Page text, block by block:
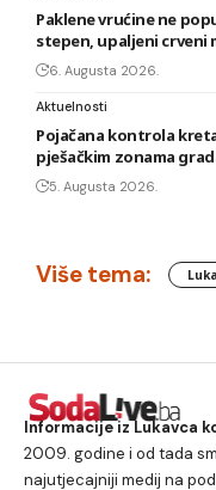
Paklene vrućine ne
stepen, upaljeni crveni
6. Augusta 2026.
Aktuelnosti
Pojačana kontrola
pješačkim zonama
5. Augusta 2026.
Više tema:
Informacije iz Lukavca
2009. godine i od tada
najutjecajniji medij na